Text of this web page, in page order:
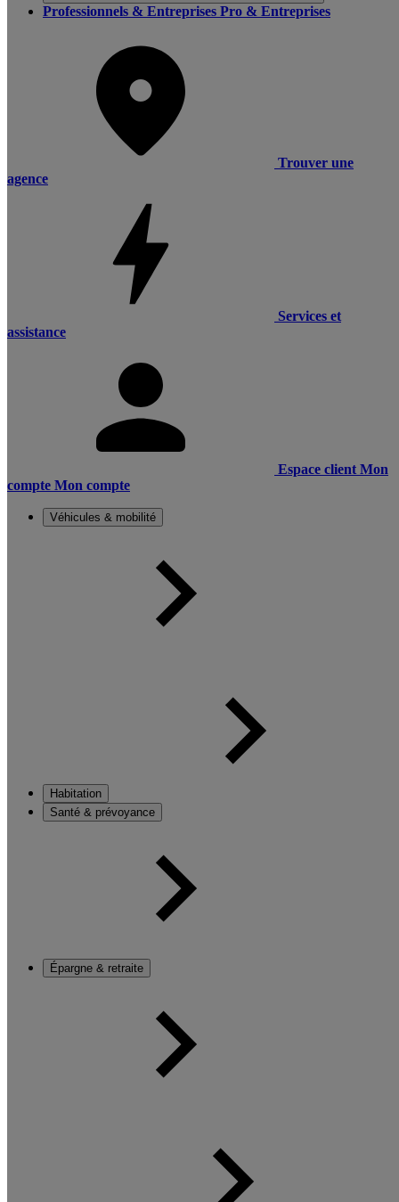
Professionnels & Entreprises Pro & Entreprises
Trouver une
agence
Services et
assistance
Espace client Mon
compte Mon compte
Véhicules & mobilité
Habitation
Santé & prévoyance
Épargne & retraite